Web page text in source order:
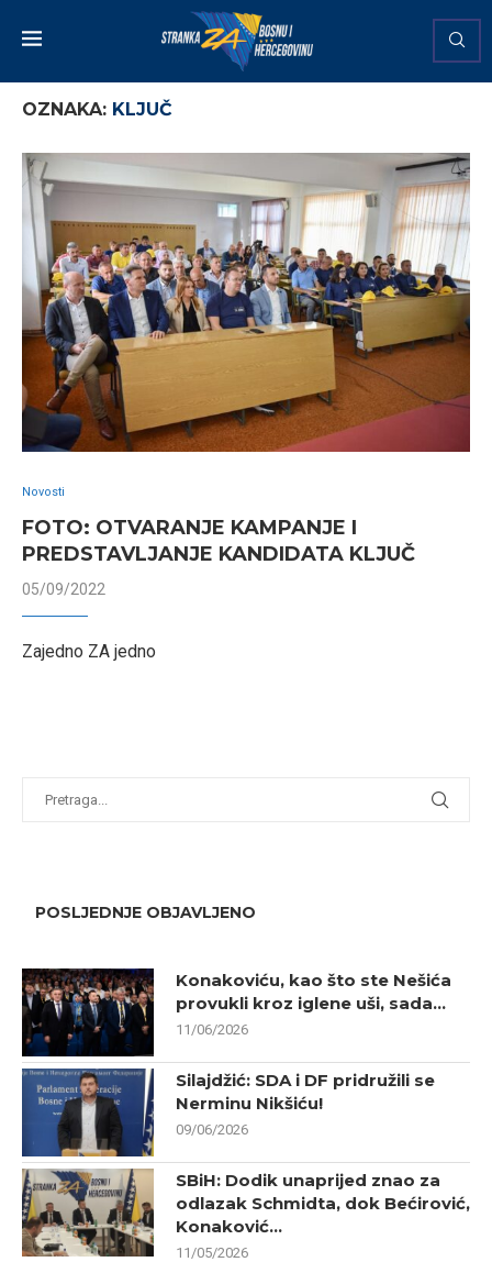
OZNAKA: KLJUČ
Novosti
FOTO: OTVARANJE KAMPANJE I
PREDSTAVLJANJE KANDIDATA KLJUČ
05/09/2022
Zajedno ZA jedno
POSLJEDNJE OBJAVLJENO
Konakoviću, kao što ste Nešića
provukli kroz iglene uši, sada...
11/06/2026
Silajdžić: SDA i DF pridružili se
Nerminu Nikšiću!
09/06/2026
SBiH: Dodik unaprijed znao za
odlazak Schmidta, dok Bećirović,
Konaković...
11/05/2026